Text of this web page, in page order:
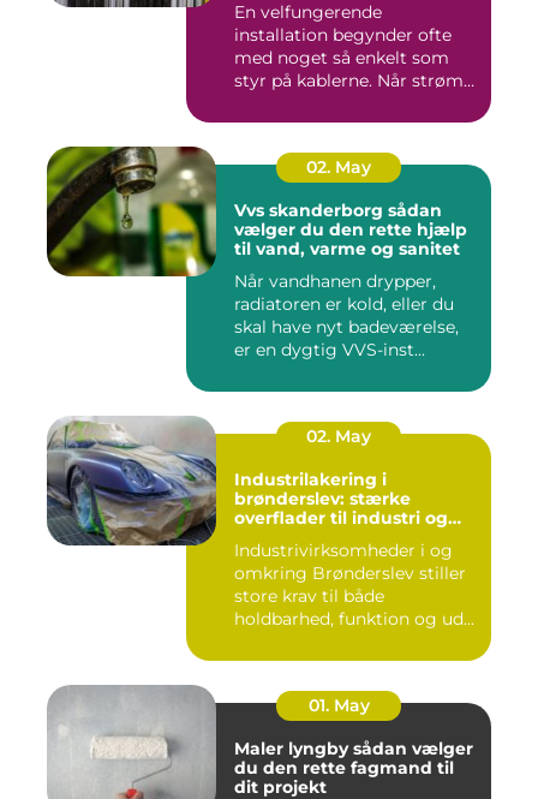
En velfungerende
installation begynder ofte
med noget så enkelt som
styr på kablerne. Når strøm-,
02. May
Vvs skanderborg sådan
vælger du den rette hjælp
til vand, varme og sanitet
Når vandhanen drypper,
radiatoren er kold, eller du
skal have nyt badeværelse,
er en dygtig VVS-inst...
02. May
Industrilakering i
brønderslev: stærke
overflader til industri og
Industrivirksomheder i og
omkring Brønderslev stiller
store krav til både
holdbarhed, funktion og ud...
01. May
Maler lyngby sådan vælger
du den rette fagmand til
dit projekt